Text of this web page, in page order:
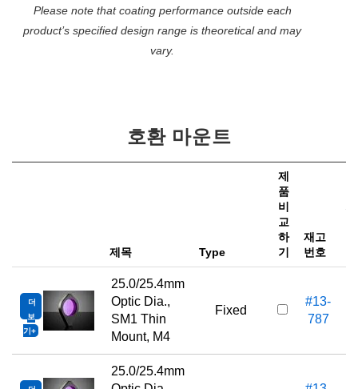
Please note that coating performance outside each
product’s specified design range is theoretical and may
vary.
호환 마운트
제목 Type
제
품
비
교
하
기
재고
번호
더
보
기
25.0/25.4mm
Optic Dia.,
SM1 Thin
Mount, M4
Fixed
#13-
787
25.0/25.4mm